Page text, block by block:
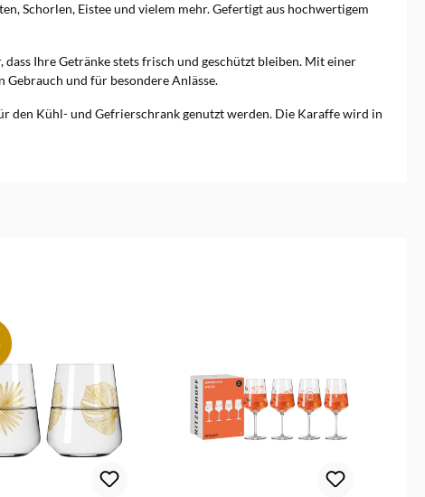
Schorlen, Eistee und vielem mehr. Gefertigt aus hochwertigem
Ihre Getränke stets frisch und geschützt bleiben. Mit einer
Gebrauch und für besondere Anlässe.
den Kühl- und Gefrierschrank genutzt werden. Die Karaffe wird in